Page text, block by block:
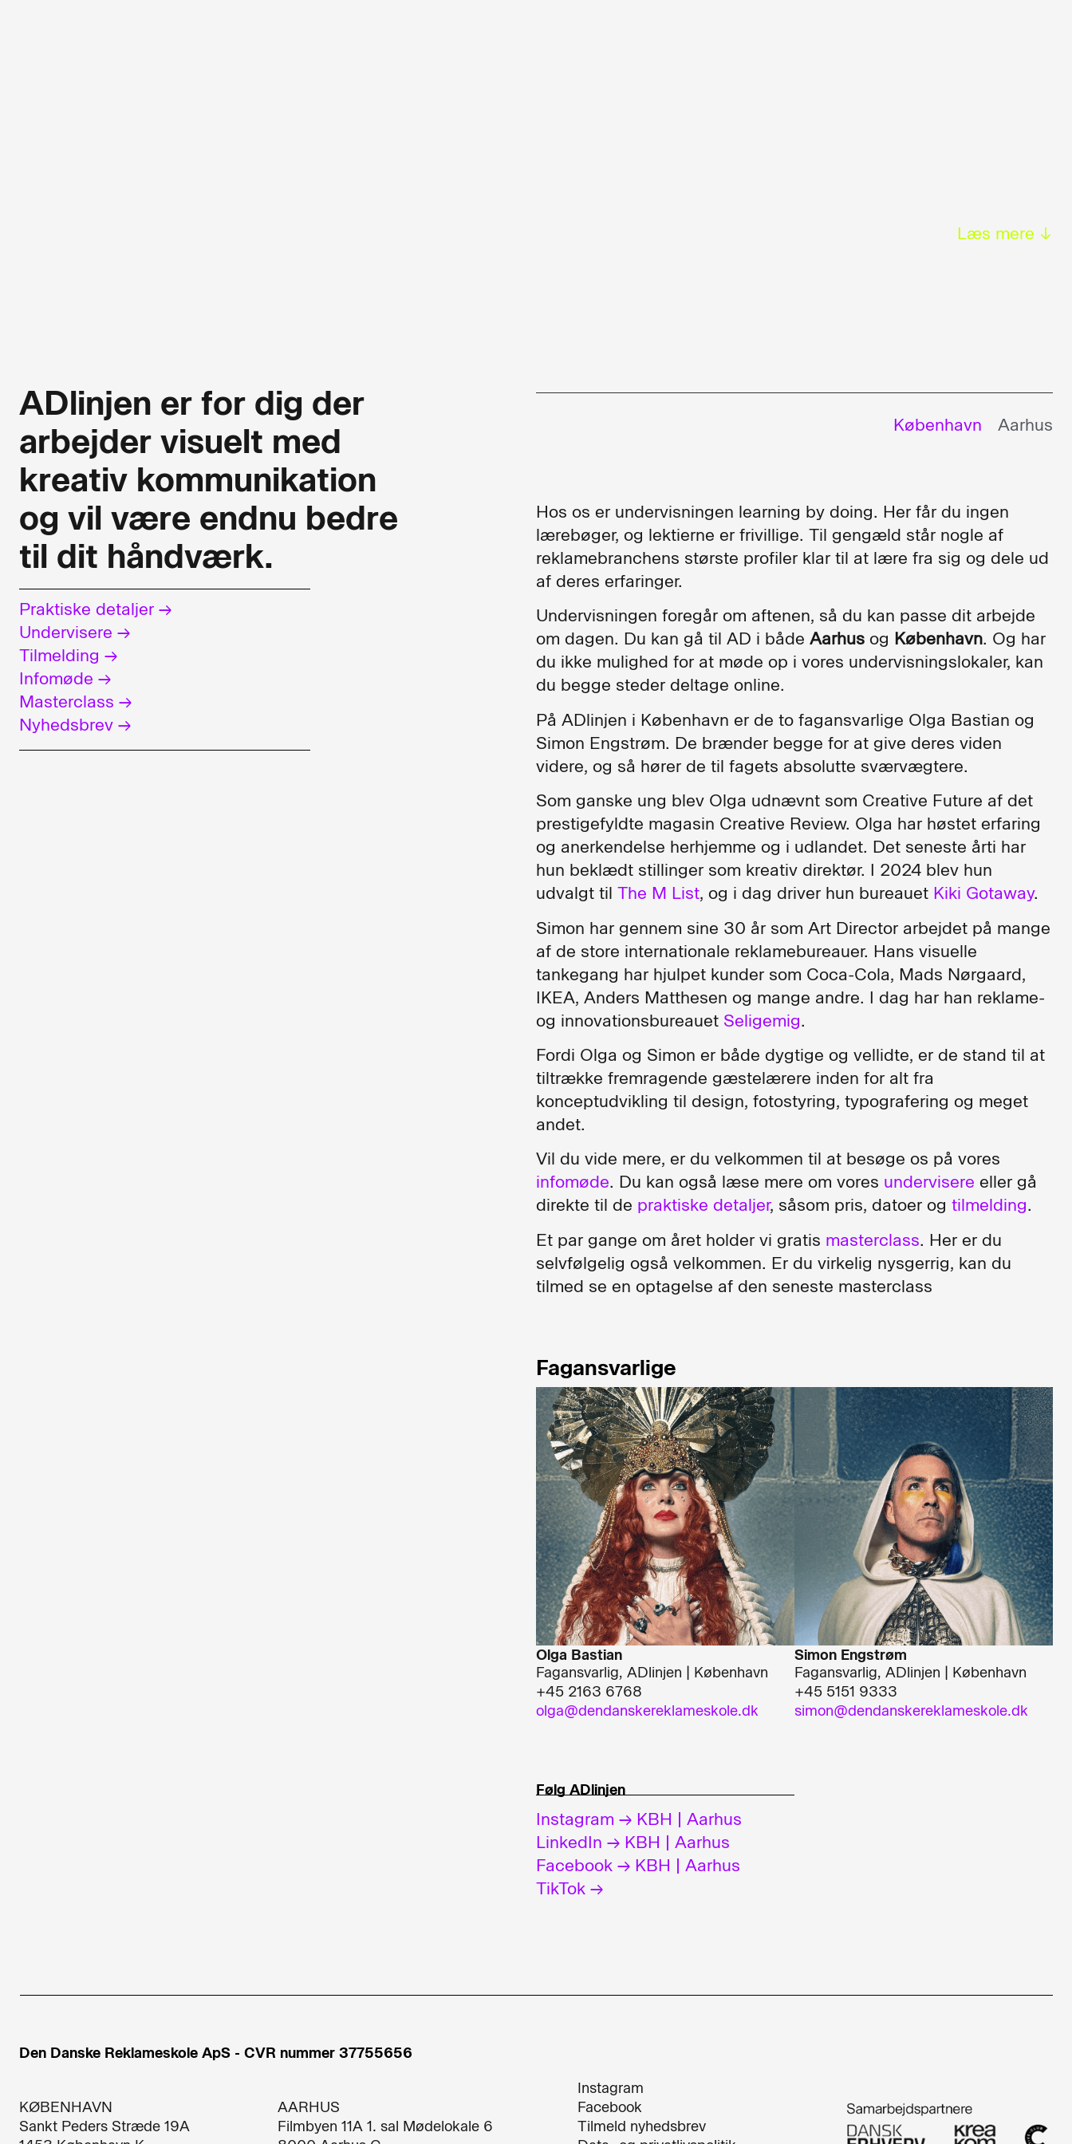
Læs mere ↓
ADlinjen er for dig der
arbejder visuelt med
kreativ kommunikation
og vil være endnu bedre
til dit håndværk.
Praktiske detaljer →
Undervisere →
Tilmelding →
Infomøde →
Masterclass →
Nyhedsbrev →
København Aarhus
Hos os er undervisningen learning by doing. Her får du ingen
lærebøger, og lektierne er frivillige. Til gengæld står nogle af
reklamebranchens største profiler klar til at lære fra sig og dele ud
af deres erfaringer.
Undervisningen foregår om aftenen, så du kan passe dit arbejde
om dagen. Du kan gå til AD i både Aarhus og København. Og har
du ikke mulighed for at møde op i vores undervisningslokaler, kan
du begge steder deltage online.
På ADlinjen i København er de to fagansvarlige Olga Bastian og
Simon Engstrøm. De brænder begge for at give deres viden
videre, og så hører de til fagets absolutte sværvægtere.
Som ganske ung blev Olga udnævnt som Creative Future af det
prestigefyldte magasin Creative Review. Olga har høstet erfaring
og anerkendelse herhjemme og i udlandet. Det seneste årti har
hun beklædt stillinger som kreativ direktør. I 2024 blev hun
udvalgt til The M List, og i dag driver hun bureauet Kiki Gotaway.
Simon har gennem sine 30 år som Art Director arbejdet på mange
af de store internationale reklamebureauer. Hans visuelle
tankegang har hjulpet kunder som Coca-Cola, Mads Nørgaard,
IKEA, Anders Matthesen og mange andre. I dag har han reklame-
og innovationsbureauet Seligemig.
Fordi Olga og Simon er både dygtige og vellidte, er de stand til at
tiltrække fremragende gæstelærere inden for alt fra
konceptudvikling til design, fotostyring, typografering og meget
andet.
Vil du vide mere, er du velkommen til at besøge os på vores
infomøde. Du kan også læse mere om vores undervisere eller gå
direkte til de praktiske detaljer, såsom pris, datoer og tilmelding.
Et par gange om året holder vi gratis masterclass. Her er du
selvfølgelig også velkommen. Er du virkelig nysgerrig, kan du
tilmed se en optagelse af den seneste masterclass
Fagansvarlige
Olga Bastian
Fagansvarlig, ADlinjen | København
+45 2163 6768
olga@dendanskereklameskole.dk
Simon Engstrøm
Fagansvarlig, ADlinjen | København
+45 5151 9333
simon@dendanskereklameskole.dk
Følg ADlinjen
Instagram → KBH | Aarhus
LinkedIn → KBH | Aarhus
Facebook → KBH | Aarhus
TikTok →
Den Danske Reklameskole ApS - CVR nummer 37755656
KØBENHAVN
Sankt Peders Stræde 19A​
AARHUS
Filmbyen 11A 1. sal Mødelokale 6
Instagram
Facebook
Tilmeld nyhedsbrev